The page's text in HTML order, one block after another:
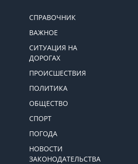
СПРАВОЧНИК
ВАЖНОЕ
СИТУАЦИЯ НА
ДОРОГАХ
ПРОИСШЕСТВИЯ
ПОЛИТИКА
ОБЩЕСТВО
СПОРТ
ПОГОДА
НОВОСТИ
ЗАКОНОДАТЕЛЬСТВА